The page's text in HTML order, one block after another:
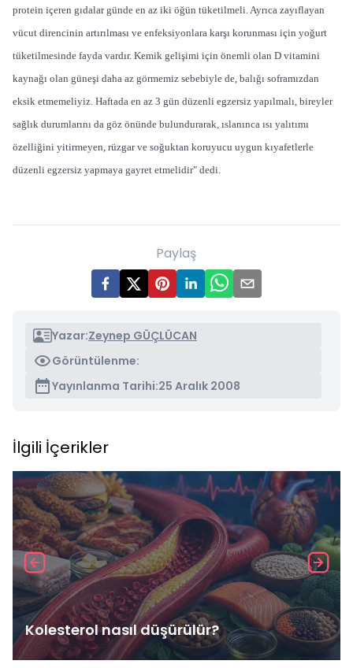
protein içeren gıdalar günde en az iki öğün tüketilmeli. Ayrıca zayıflayan
vücut direncinin artırılması ve enfeksiyonlara karşı korunması için yoğurt
tüketilmesinde fayda vardır. Kemik gelişimi için önemli olan D vitamini
kaynağı olan güneşi daha az görmemiz sebebiyle de, balığı soframızdan
eksik etmemeliyiz. Haftada en az 3 gün düzenli egzersiz yapılmalı, bireyler
sağlık durumlarını da göz önünde bulundurarak, ıslanınca ısı yalıtımı
özelliğini yitirmeyen, rüzgar ve soğuktan koruyucu uygun kıyafetlerle
düzenli egzersiz yapmaya gayret etmelidir" dedi.
Paylaş
Yazar:Zeynep GÜÇLÜCAN
Görüntülenme:
Yayınlanma Tarihi:25 Aralık 2008
İlgili İçerikler
Kolesterol nasıl düşürülür?